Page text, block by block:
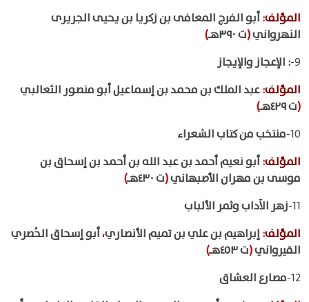
المؤلف:أبو الفرج المعافى بن زكريا بن يحيى الجريرى
النهرواني(ت ٣٩٠هـ
)
9-
: الإعجاز والإيجاز
المؤلف:عبد الملك بن محمد بن إسماعيل أبو منصور الثعالبي
(ت ٤٢٩هـ
)
10- منتخب من كتاب الشعراء
المؤلف:أبو نعيم أحمد بن عبد الله بن أحمد بن إسحاق بن
موسى بن مهران الأصبهاني(ت ٤٣٠هـ
)
11- زهر الآداب وثمر الألباب
المؤلف:إبراهيم بن علي بن تميم الأنصاري،أبو إسحاق الحُصري
القيرواني(ت ٤٥٣هـ
)
12- مصارع العشاق